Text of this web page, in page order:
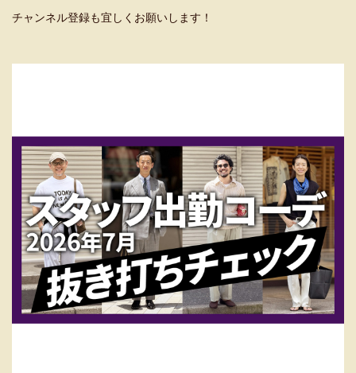
チャンネル登録も宜しくお願いします！